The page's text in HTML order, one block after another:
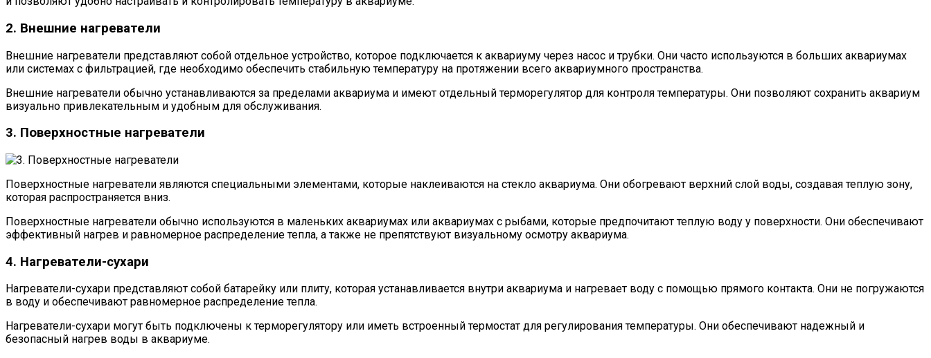
2. Внешние нагреватели
Внешние нагреватели представляют собой отдельное устройство, которое подключается к аквариуму через насос и трубки. Они часто используются в больших аквариумах
или системах с фильтрацией, где необходимо обеспечить стабильную температуру на протяжении всего аквариумного пространства.
Внешние нагреватели обычно устанавливаются за пределами аквариума и имеют отдельный терморегулятор для контроля температуры. Они позволяют сохранить аквариум
визуально привлекательным и удобным для обслуживания.
3. Поверхностные нагреватели
Поверхностные нагреватели являются специальными элементами, которые наклеиваются на стекло аквариума. Они обогревают верхний слой воды, создавая теплую зону,
которая распространяется вниз.
Поверхностные нагреватели обычно используются в маленьких аквариумах или аквариумах с рыбами, которые предпочитают теплую воду у поверхности. Они обеспечивают
эффективный нагрев и равномерное распределение тепла, а также не препятствуют визуальному осмотру аквариума.
4. Нагреватели-сухари
Нагреватели-сухари представляют собой батарейку или плиту, которая устанавливается внутри аквариума и нагревает воду с помощью прямого контакта. Они не погружаются
в воду и обеспечивают равномерное распределение тепла.
Нагреватели-сухари могут быть подключены к терморегулятору или иметь встроенный термостат для регулирования температуры. Они обеспечивают надежный и
безопасный нагрев воды в аквариуме.